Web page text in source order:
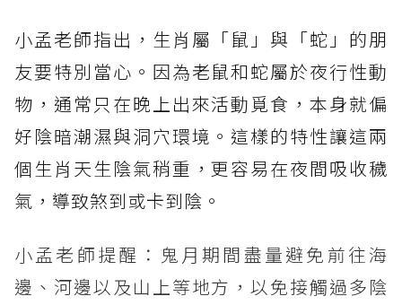
小孟老師指出，生肖屬「鼠」與「蛇」的朋
友要特別當心。因為老鼠和蛇屬於夜行性動
物，通常只在晚上出來活動覓食，本身就偏
好陰暗潮濕與洞穴環境。這樣的特性讓這兩
個生肖天生陰氣稍重，更容易在夜間吸收穢
氣，導致煞到或卡到陰。
小孟老師提醒：鬼月期間盡量避免前往海
邊、河邊以及山上等地方，以免接觸過多陰